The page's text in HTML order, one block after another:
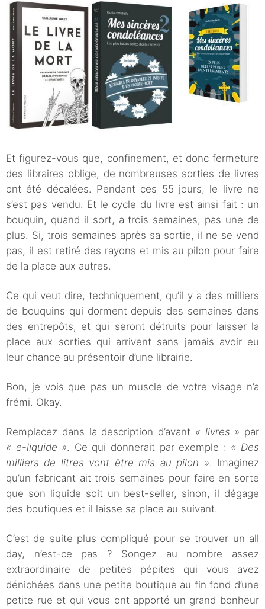
Et figurez-vous que, confinement, et donc fermeture
des libraires oblige, de nombreuses sorties de livres
ont été décalées. Pendant ces 55 jours, le livre ne
s’est pas vendu. Et le cycle du livre est ainsi fait : un
bouquin, quand il sort, a trois semaines, pas une de
plus. Si, trois semaines après sa sortie, il ne se vend
pas, il est retiré des rayons et mis au pilon pour faire
de la place aux autres.
Ce qui veut dire, techniquement, qu’il y a des milliers
de bouquins qui dorment depuis des semaines dans
des entrepôts, et qui seront détruits pour laisser la
place aux sorties qui arrivent sans jamais avoir eu
leur chance au présentoir d’une librairie.
Bon, je vois que pas un muscle de votre visage n’a
frémi. Okay.
Remplacez dans la description d’avant « livres » par
« e-liquide ». Ce qui donnerait par exemple : « Des
milliers de litres vont être mis au pilon ». Imaginez
qu’un fabricant ait trois semaines pour faire en sorte
que son liquide soit un best-seller, sinon, il dégage
des boutiques et il laisse sa place au suivant.
C’est de suite plus compliqué pour se trouver un all
day, n’est-ce pas ? Songez au nombre assez
extraordinaire de petites pépites qui vous avez
dénichées dans une petite boutique au fin fond d’une
petite rue et qui vous ont apporté un grand bonheur